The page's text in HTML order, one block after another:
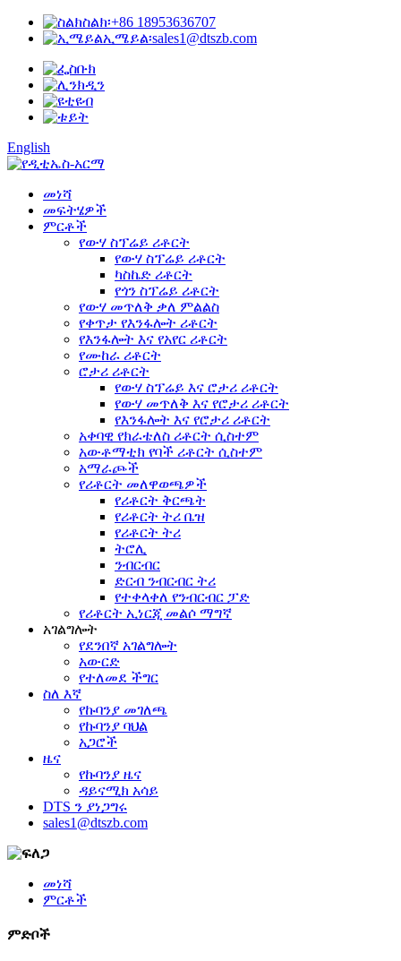
ስልክ፡+86 18953636707
ኢሜይል፡sales1@dtszb.com
English
መነሻ
መፍትሄዎች
ምርቶች
የውሃ ስፕሬይ ሪቶርት
የውሃ ስፕሬይ ሪቶርት
ካስኬድ ሪቶርት
የጎን ስፕሬይ ሪቶርት
የውሃ መጥለቅ ቃለ ምልልስ
የቀጥታ የእንፋሎት ሪቶርት
የእንፋሎት እና የአየር ሪቶርት
የሙከራ ሪቶርት
ሮታሪ ሪቶርት
የውሃ ስፕሬይ እና ሮታሪ ሪቶርት
የውሃ መጥለቅ እና የሮታሪ ሪቶርት
የእንፋሎት እና የሮታሪ ሪቶርት
አቀባዊ የክራቴለስ ሪቶርት ሲስተም
አውቶማቲክ የባች ሪቶርት ሲስተም
አማራጮች
የሪቶርት መለዋወጫዎች
የሪቶርት ቅርጫት
የሪቶርት ትሪ ቤዝ
የሪቶርት ትሪ
ትሮሊ
ንብርብር
ድርብ ንብርብር ትሪ
የተቀላቀለ የንብርብር ፓድ
የሪቶርት ኢነርጂ መልሶ ማግኛ
አገልግሎት
የደንበኛ አገልግሎት
አውርድ
የተለመደ ችግር
ስለ እኛ
የኩባንያ መገለጫ
የኩባንያ ባህል
አጋሮች
ዜና
የኩባንያ ዜና
ዳይናሚክ አሳይ
DTS ን ያነጋግሩ
sales1@dtszb.com
መነሻ
ምርቶች
ምድቦች